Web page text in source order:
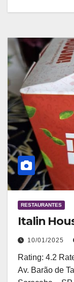
RESTAURANTES
Italin
10/01/2025
Rating: 4.2
Av. Barão de